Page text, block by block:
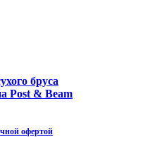
бруса
Post & Beam
офертой